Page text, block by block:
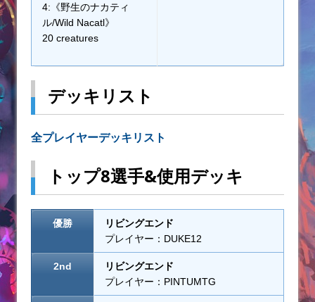
4:《野生のナカティ
ル/Wild Nacatl》
20 creatures
デッキリスト
全プレイヤーデッキリスト
トップ8選手&使用デッキ
優勝
リビングエンド
プレイヤー：DUKE12
2nd
リビングエンド
プレイヤー：PINTUMTG